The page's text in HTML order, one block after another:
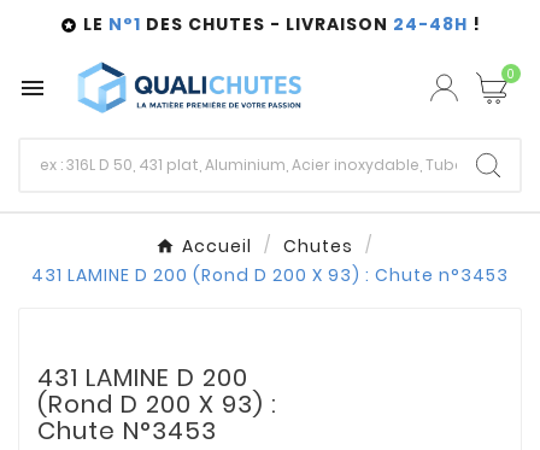
 LE N°1 DES CHUTES - LIVRAISON 24-48H !
 0
Accueil
Chutes
431 LAMINE D 200 (Rond D 200 X 93) : Chute n°3453
431 LAMINE D 200
(Rond D 200 X 93) :
Chute N°3453